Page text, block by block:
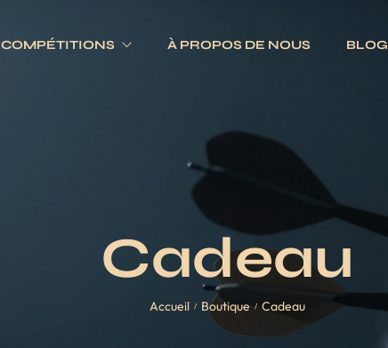
Jeux complets
Pointes
Tiges
COMPÉTITIONS À PROPOS DE NOUS BLOG
Cadeau
Accueil / Boutique / Cadeau